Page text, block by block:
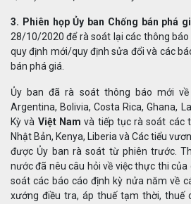
3. Phiên họp Ủy ban Chống bán phá
28/10/2020 để rà soát lại các thông
quy định mới/quy định sửa đổi và các
bán phá giá.
Ủy ban đã rà soát thông báo mới
Argentina, Bolivia, Costa Rica, Ghana,
Kỳ và Việt Nam và tiếp tục rà soát các
Nhật Bản, Kenya, Liberia và Các tiểu
được Ủy ban rà soát từ phiên trước.
nước đã nêu câu hỏi về việc thực thi
soát các báo cáo định kỳ nửa năm về
xướng điều tra, áp thuế tạm thời, thuế